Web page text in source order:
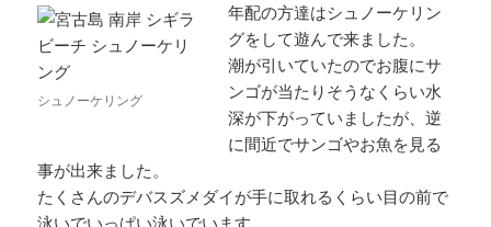
シュノーケリング
年配の方達はシュノーケリン
グをして遊んで来ました。
潮が引いていたのでお腹にサ
ンゴが当たりそうなくらい水
深が下がっていましたが、逆
に間近でサンゴやお魚を見る
事が出来ました。
たくさんのデバスズメダイが手に取れるくらい目の前で